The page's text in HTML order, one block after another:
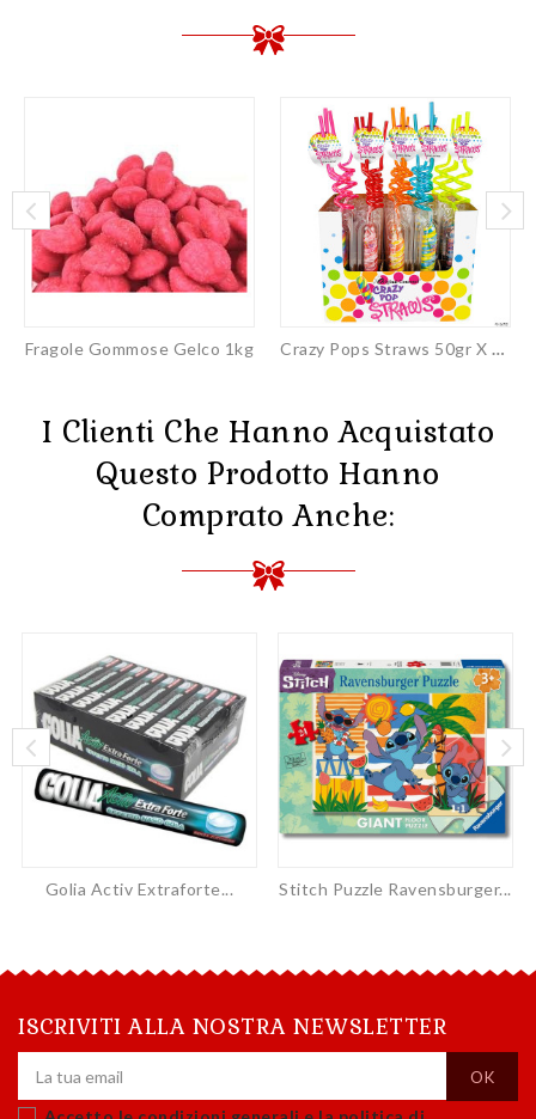
Fragole Gommose Gelco 1kg Crazy Pops Straws 50gr X 20pz
I Clienti Che Hanno Acquistato
Questo Prodotto Hanno
Comprato Anche:
Golia Activ Extraforte... Stitch Puzzle Ravensburger...
ISCRIVITI ALLA NOSTRA NEWSLETTER